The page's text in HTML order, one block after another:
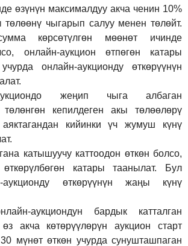
өзүнүн максималдуу акча ченин 10%
төлөөнү чыгарып салуу менен төлөйт.
көрсөтүлгөн мөөнөт ичинде
онлайн-аукцион өтпөгөн катары
онлайн-аукционду өткөрүүнүн
жеңип чыга албаган
төлөнгөн кепилдеген акы төлөөлөрү
аяктагандан кийинки үч жумуш күнү
катышуучу каттоодон өткөн болсо,
бөгөн катары таанылат.
Бул
аукционду өткөрүүнүн жаңы күнү
аукциондун бардык катталган
акча көтөрүүлөрүн аукцион старт
мүнөт өткөн учурда сунушташпаган